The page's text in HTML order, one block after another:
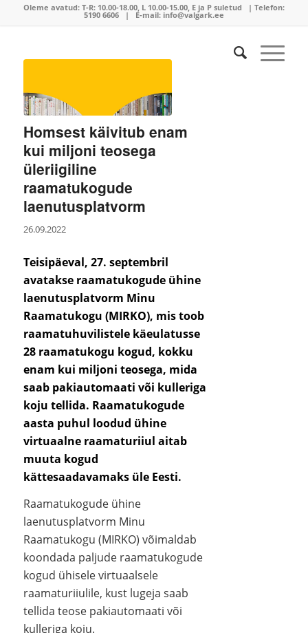
Oleme avatud: T-R: 10.00-18.00, L 10.00-15.00, E ja P suletud | Telefon:
5190 6606| E-mail: info@valgark.ee
Homsest käivitub enam
kui miljoni teosega
üleriigiline
raamatukogude
laenutusplatvorm
26.09.2022
Teisipäeval, 27. septembril
avatakse raamatukogude ühine
laenutusplatvorm Minu
Raamatukogu (MIRKO), mis toob
raamatuhuvilistele käeulatusse
28 raamatukogu kogud, kokku
enam kui miljoni teosega, mida
saab pakiautomaati või kulleriga
koju tellida. Raamatukogude
aasta puhul loodud ühine
virtuaalne raamaturiiul aitab
muuta kogud
kättesaadavamaks üle Eesti.
Raamatukogude ühine
laenutusplatvorm Minu
Raamatukogu (MIRKO) võimaldab
koondada paljude raamatukogude
kogud ühisele virtuaalsele
raamaturiiulile, kust lugeja saab
tellida teose pakiautomaati või
kulleriga koju.